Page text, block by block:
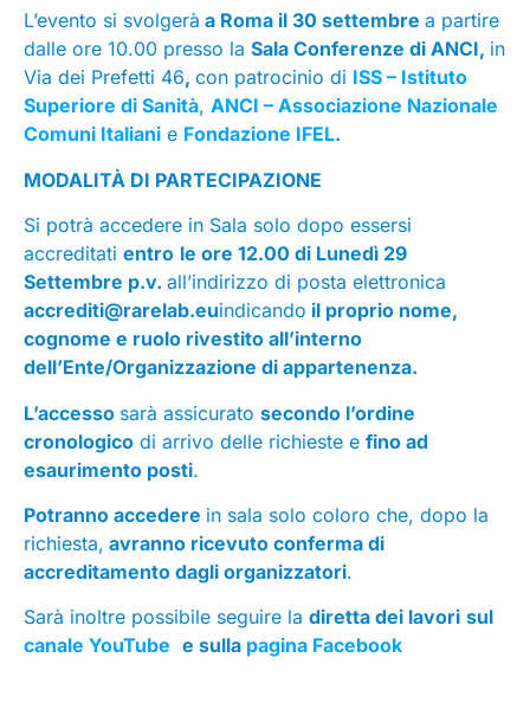
L’evento si svolgerà a Roma il 30 settembre a partire
dalle ore 10.00 presso la Sala Conferenze di ANCI, in
Via dei Prefetti 46, con patrocinio di ISS – Istituto
Superiore di Sanità, ANCI – Associazione Nazionale
Comuni Italiani e Fondazione IFEL.
MODALITÀ DI PARTECIPAZIONE
Si potrà accedere in Sala solo dopo essersi
accreditati entro le ore 12.00 di Lunedì 29
Settembre p.v. all’indirizzo di posta elettronica
accrediti@rarelab.euindicando il proprio nome,
cognome e ruolo rivestito all’interno
dell’Ente/Organizzazione di appartenenza.
L’accesso sarà assicurato secondo l’ordine
cronologico di arrivo delle richieste e fino ad
esaurimento posti.
Potranno accedere in sala solo coloro che, dopo la
richiesta, avranno ricevuto conferma di
accreditamento dagli organizzatori.
Sarà inoltre possibile seguire la diretta dei lavori sul
canale YouTube e sulla pagina Facebook